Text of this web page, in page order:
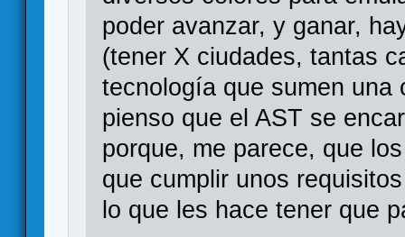
poder avanzar, y ganar,
(tener X ciudades, tantas
tecnología que sumen
pienso que el AST se
porque, me parece, que
que cumplir unos
lo que les hace tener que